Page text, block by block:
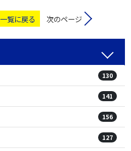
一覧に戻る 次のページ
130
141
156
127